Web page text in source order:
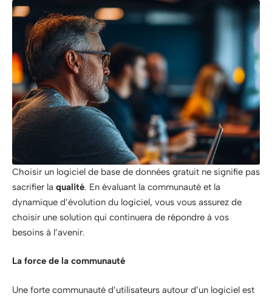
Choisir un logiciel de base de données gratuit ne signifie pas
sacrifier la qualité. En évaluant la communauté et la
dynamique d’évolution du logiciel, vous vous assurez de
choisir une solution qui continuera de répondre à vos
besoins à l’avenir.
La force de la communauté
Une forte communauté d’utilisateurs autour d’un logiciel est